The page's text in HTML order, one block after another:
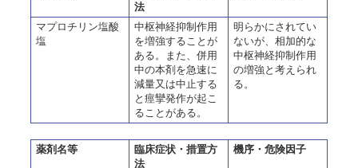
法
マプロチリン塩酸
塩
中枢神経抑制作用
を増強することが
ある。また、併用
中の本剤を急速に
減量又は中止する
と痙攣発作が起こ
ることがある。
明らかにされてい
ないが、相加的な
中枢神経抑制作用
の増強と考えられ
る。
薬剤名等
臨床症状・措置方
法
機序・危険因子